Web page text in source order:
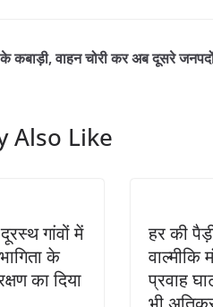
l s
p
e
कबाड़ी, वाहन चोरी कर अब दूसरे
Also Like
गांवों में
के
का दिया
हर की
प्रवाह